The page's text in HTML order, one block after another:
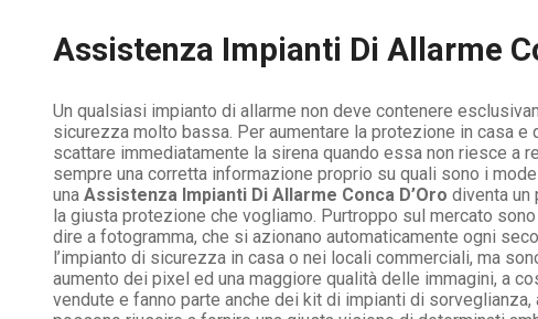
Assistenza Impianti Di Allarme
Un qualsiasi impianto di allarme non deve contenere
sicurezza molto bassa. Per aumentare la protezione in casa
scattare immediatamente la sirena quando essa non riesce a
sempre una corretta informazione proprio su quali sono i
una Assistenza Impianti Di Allarme Conca D’Oro diventa un
la giusta protezione che vogliamo. Purtroppo sul mercato
dire a fotogramma, che si azionano automaticamente ogni
l’impianto di sicurezza in casa o nei locali commerciali, ma
aumento dei pixel ed una maggiore qualità delle immagini, a
vendute e fanno parte anche dei kit di impianti di